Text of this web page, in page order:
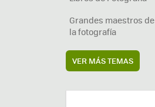
Grandes maestros de
la fotografía
VER MÁS TEMAS